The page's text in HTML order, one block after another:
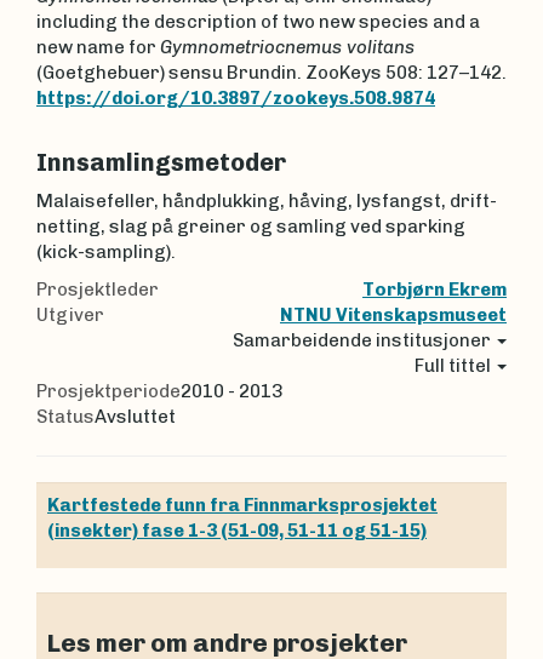
including the description of two new species and a
new name for Gymnometriocnemus volitans
(Goetghebuer) sensu Brundin. ZooKeys 508: 127–142.
https://doi.org/10.3897/zookeys.508.9874
Innsamlingsmetoder
Malaisefeller, håndplukking, håving, lysfangst, drift-
netting, slag på greiner og samling ved sparking
(kick-sampling).
Prosjektleder
Torbjørn Ekrem
Utgiver
NTNU Vitenskapsmuseet
Samarbeidende institusjoner
Full tittel
Prosjektperiode2010 - 2013
StatusAvsluttet
Kartfestede funn fra Finnmarksprosjektet
(insekter) fase 1-3 (51-09, 51-11 og 51-15)
Les mer om andre prosjekter